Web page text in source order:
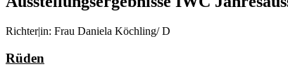
Richter|in: Frau Daniela Köchling/ D
Rüden